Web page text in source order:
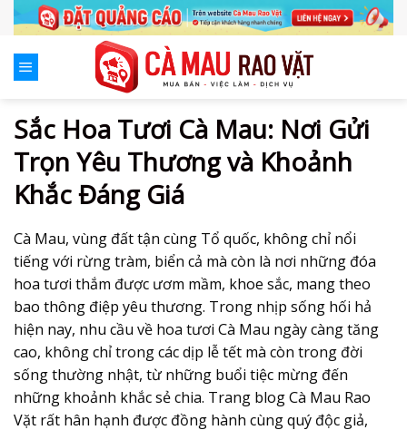
Skip
to
content
Sắc Hoa Tươi Cà Mau: Nơi Gửi
Trọn Yêu Thương và Khoảnh
Khắc Đáng Giá
Cà Mau, vùng đất tận cùng Tổ quốc, không chỉ nổi
tiếng với rừng tràm, biển cả mà còn là nơi những đóa
hoa tươi thắm được ươm mầm, khoe sắc, mang theo
bao thông điệp yêu thương. Trong nhịp sống hối hả
hiện nay, nhu cầu về hoa tươi Cà Mau ngày càng tăng
cao, không chỉ trong các dịp lễ tết mà còn trong đời
sống thường nhật, từ những buổi tiệc mừng đến
những khoảnh khắc sẻ chia. Trang blog Cà Mau Rao
Vặt rất hân hạnh được đồng hành cùng quý độc giả,